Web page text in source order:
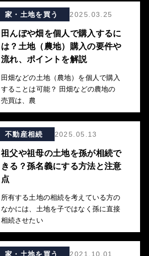
家・土地を買う 2025.03.25
田んぼや畑を個人で購入するに
は？土地（農地）購入の要件や
流れ、ポイントを解説
田畑などの土地（農地）を個人で購入
することは可能？ 田畑などの農地の
売買は、農
不動産相続 2025.05.13
祖父や祖母の土地を孫が相続で
きる？孫名義にする方法と注意
点
所有する土地の相続を考えている方の
なかには、土地を子ではなく孫に直接
相続させたい
家・土地を買う 2021.10.01